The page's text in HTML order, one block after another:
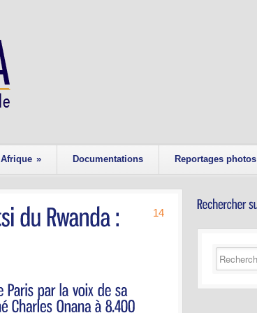
Afrique » Documentations Reportages photos
14